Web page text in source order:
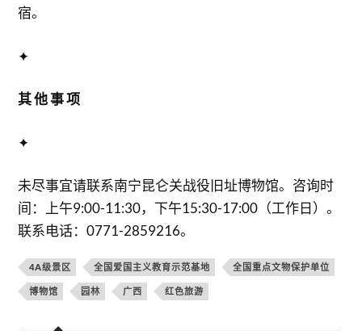
宿。
✦
其 他 事 项
✦
未尽事宜请联系南宁昆仑关战役旧址博物馆。咨询时
间：上午9:00-11:30，下午15:30-17:00（工作日）。
联系电话：0771-2859216。
4A级景区 全国爱国主义教育示范基地 全国重点文物保护单位
博物馆 园林 广西 红色旅游